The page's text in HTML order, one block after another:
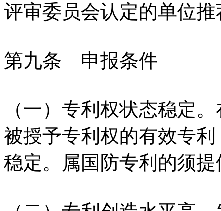
评审委员会认定的单位
第九条 申报条件
（一）专利权状态稳定
被授予专利权的有效专
稳定。属国防专利的须